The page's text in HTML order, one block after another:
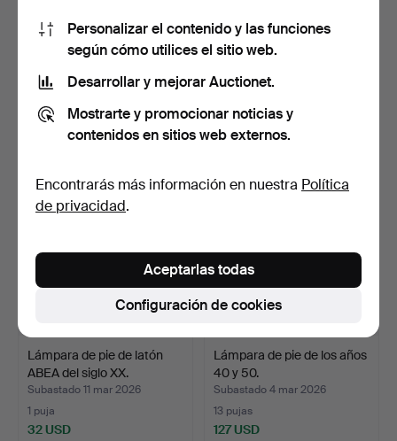
BERGBOM. Lámpara de
pie, modelo G-09.
Subastado 15 mar 2026
9 pujas
419 USD
ACHILLE OCH PIER
CASTIGLIONI. Lámpara de
17 pujas
517 USD
Lámpara de pie de latón
ABEA del siglo XX.
Subastado 11 mar 2026
1 puja
32 USD
Lámpara de pie de los años
40 y 50.
Subastado 4 mar 2026
13 pujas
127 USD
Personalizar el contenido y las funciones
según cómo utilices el sitio web.
Desarrollar y mejorar Auctionet.
Mostrarte y promocionar noticias y
contenidos en sitios web externos.
Encontrarás más información en nuestra Política
de privacidad.
Configuración de cookies
Aceptarlas todas